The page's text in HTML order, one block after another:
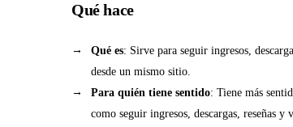
Qué hace
Qué es: Sirve para seguir ingresos,
desde un mismo sitio.
Para quién tiene sentido: Tiene más
como seguir ingresos, descargas, reseñas